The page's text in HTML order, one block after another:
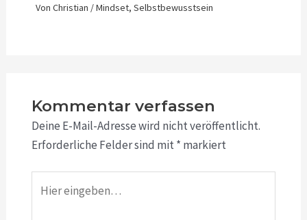
Von Christian /Mindset, Selbstbewusstsein
Kommentar verfassen
Deine E-Mail-Adresse wird nicht veröffentlicht.
Erforderliche Felder sind mit* markiert
eingeben…